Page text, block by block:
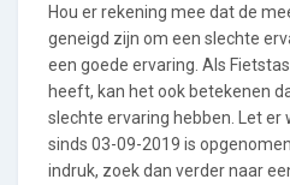
Hou er rekening mee dat de
geneigd zijn om een slechte
een goede ervaring. Als
heeft, kan het ook betekenen
slechte ervaring hebben. Let er
sinds 03-09-2019 is
indruk, zoek dan verder naar